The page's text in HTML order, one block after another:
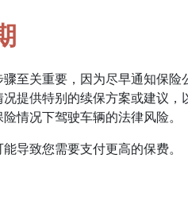
至关重要，因为尽早通知保险
提供特别的续保方案或建议，
情况下驾驶车辆的法律风险。
导致您需要支付更高的保费。